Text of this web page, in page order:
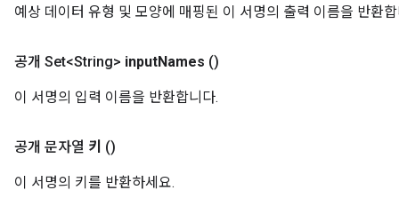
예상 데이터 유형 및 모양에 매핑된 이 서명의 출력 이름을 반환
공개 Set<String> inputNames ()
이 서명의 입력 이름을 반환합니다.
공개 문자열 키 ()
이 서명의 키를 반환하세요.